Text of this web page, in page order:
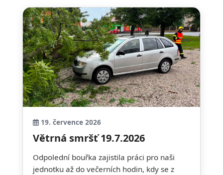
19. července 2026
Větrná smršť 19.7.2026
Odpolední bouřka zajistila práci pro naši
jednotku až do večerních hodin, kdy se z